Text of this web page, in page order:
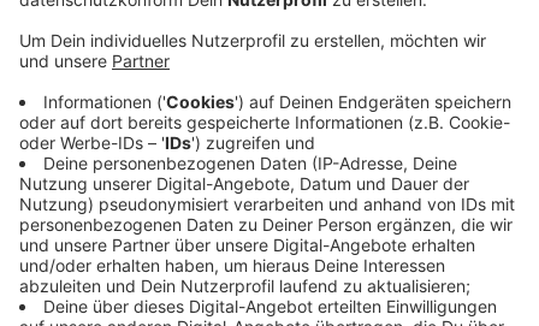
können bereits wieder wie gewohnt fahren. Aktuell
sind noch die U-Bahnlinie U72 (zwischen
Schlüterstraße und Ratingen) und die
Straßenbahnlinien 705 und 707 betroffen. Auf allen
betroffenen Linien sind Ersatzbusse im Einsatz.
Anzeige
Einschränkungen bei der Rheinbahn
Anzeige